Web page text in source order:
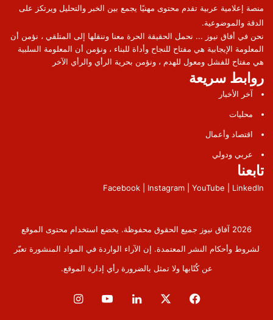
منصة إعلامية عربية تقدم محتوى مهنيًا يجمع بين الخبر والتحليل ويرتكز على
الدقة والموضوعية.
نحن في أفاق نيوز ... نحمل الحقيقة الحرة معنا وننقلها إلى المتلقي ، نؤمن أن
المعلومة الإيجابية هي مفتاح للنجاح وأداة للبناء ، ونؤمن أن المعلومة السلبية
هي مفتاح للفشل ومعول للهدم ، ونؤمن بحرية الرأي والرأي الآخر
روابط سريعة
آخر الأخبار
محليات
اقتصاد وأعمال
عربي ودولي
تابعنا
Facebook | Instagram | YouTube | LinkedIn
2026 آفاق نيوز جميع الحقوق محفوظة. يخضع استخدام محتوى الموقع
لشروط وأحكام النشر المعتمدة. إن الآراء الواردة في المواد المنشورة تعبّر
عن كُتّابها ولا تمثل بالضرورة رأي إدارة الموقع.
فيسبوك لينكدإن ‫YouTube